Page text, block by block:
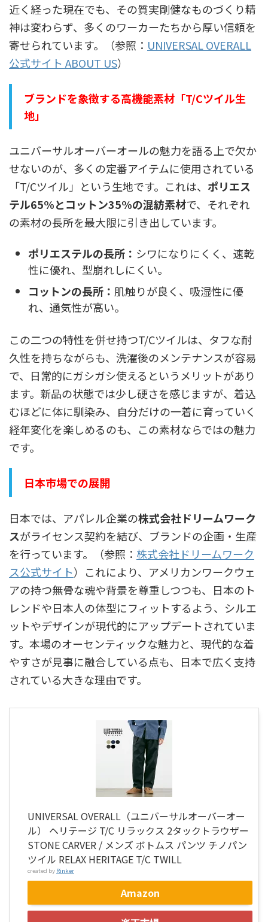
近く経った現在でも、その質実剛健なものづくり精
神は変わらず、多くのワーカーたちから厚い信頼を
寄せられています。（参照： UNIVERSAL OVERALL
公式サイト ABOUT US）
ブランドを象徴する高機能素材「T/Cツイル生
地」
ユニバーサルオーバーオールの魅力を語る上で欠か
せないのが、多くの定番アイテムに使用されている
「T/Cツイル」という生地です。これは、 ポリエス
テル65%とコットン35%の混紡素材で、それぞれ
の素材の長所を最大限に引き出しています。
ポリエステルの長所： シワになりにくく、速乾
性に優れ、型崩れしにくい。
コットンの長所： 肌触りが良く、吸湿性に優
れ、通気性が高い。
この二つの特性を併せ持つT/Cツイルは、タフな耐
久性を持ちながらも、洗濯後のメンテナンスが容易
で、日常的にガシガシ使えるというメリットがあり
ます。新品の状態では少し硬さを感じますが、着込
むほどに体に馴染み、自分だけの一着に育っていく
経年変化を楽しめるのも、この素材ならではの魅力
です。
日本市場での展開
日本では、アパレル企業の株式会社ドリームワーク
スがライセンス契約を結び、ブランドの企画・生産
を行っています。（参照： 株式会社ドリームワーク
ス公式サイト）これにより、アメリカンワークウェ
アの持つ無骨な魂や背景を尊重しつつも、日本のト
レンドや日本人の体型にフィットするよう、シルエ
ットやデザインが現代的にアップデートされていま
す。本場のオーセンティックな魅力と、現代的な着
やすさが見事に融合している点も、日本で広く支持
されている大きな理由です。
UNIVERSAL OVERALL（ユニバーサルオーバーオー
ル） ヘリテージ T/C リラックス 2タックトラウザー
STONE CARVER / メンズ ボトムス パンツ チノパン
ツイル RELAX HERITAGE T/C TWILL
created by Rinker
Amazon